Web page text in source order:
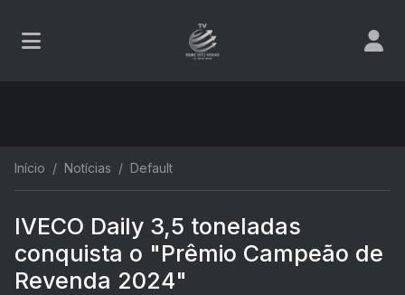
Início Notícias Default
IVECO Daily 3,5 toneladas
conquista o "Prêmio Campeão de
Revenda 2024"